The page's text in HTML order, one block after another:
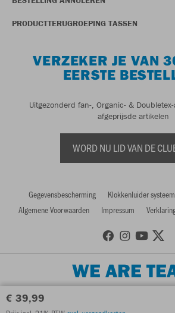
€ 39,99
PRODUCTTERUGROEPING TASSEN
VERZEKER JE VAN
EERSTE
Uitgezonderd fan-, Organic- &
afgeprijsde artikelen
WORD NU LID VAN DE
Gegevensbescherming Klokkenluider systeem
Algemene Voorwaarden
Impressum
WE ARE